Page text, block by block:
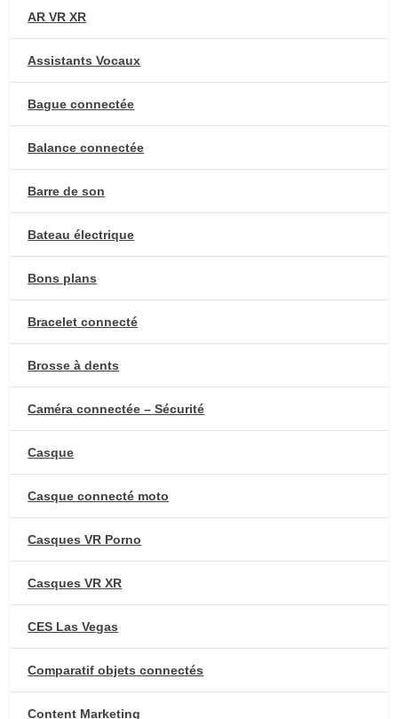
AR VR XR
Assistants Vocaux
Bague connectée
Balance connectée
Barre de son
Bateau électrique
Bons plans
Bracelet connecté
Brosse à dents
Caméra connectée – Sécurité
Casque
Casque connecté moto
Casques VR Porno
Casques VR XR
CES Las Vegas
Comparatif objets connectés
Content Marketing